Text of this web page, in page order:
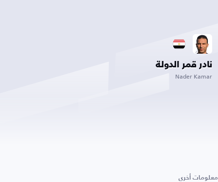
نادر قمر الدولة
Nader Kamar
معلومات أخرى